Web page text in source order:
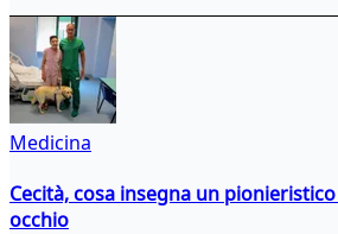
Medicina
Cecità, cosa insegna un
occhio